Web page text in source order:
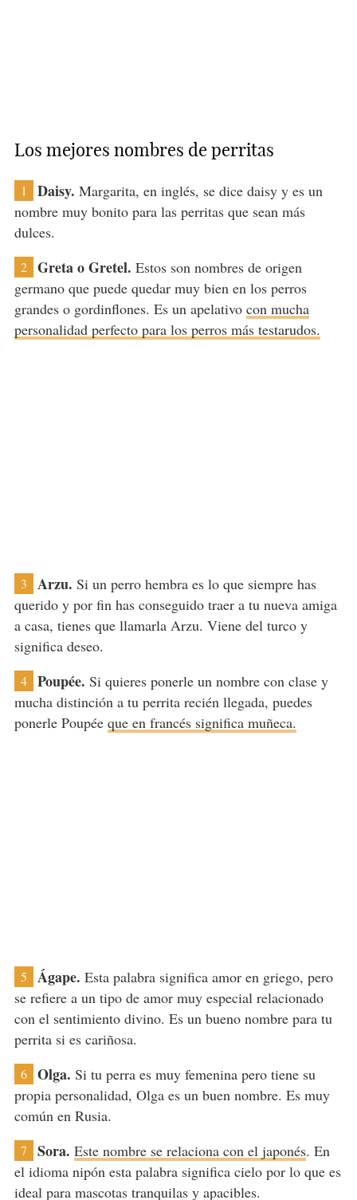
Los mejores nombres de perritas
1 Daisy. Margarita, en inglés, se dice daisy y es un
nombre muy bonito para las perritas que sean más
dulces.
2 Greta o Gretel. Estos son nombres de origen
germano que puede quedar muy bien en los perros
grandes o gordinflones. Es un apelativo con mucha
personalidad perfecto para los perros más testarudos.
3 Arzu. Si un perro hembra es lo que siempre has
querido y por fin has conseguido traer a tu nueva amiga
a casa, tienes que llamarla Arzu. Viene del turco y
significa deseo.
4 Poupée. Si quieres ponerle un nombre con clase y
mucha distinción a tu perrita recién llegada, puedes
ponerle Poupée que en francés significa muñeca.
5 Ágape. Esta palabra significa amor en griego, pero
se refiere a un tipo de amor muy especial relacionado
con el sentimiento divino. Es un bueno nombre para tu
perrita si es cariñosa.
6 Olga. Si tu perra es muy femenina pero tiene su
propia personalidad, Olga es un buen nombre. Es muy
común en Rusia.
7 Sora. Este nombre se relaciona con el japonés. En
el idioma nipón esta palabra significa cielo por lo que es
ideal para mascotas tranquilas y apacibles.